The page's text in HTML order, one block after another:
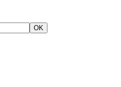
OK